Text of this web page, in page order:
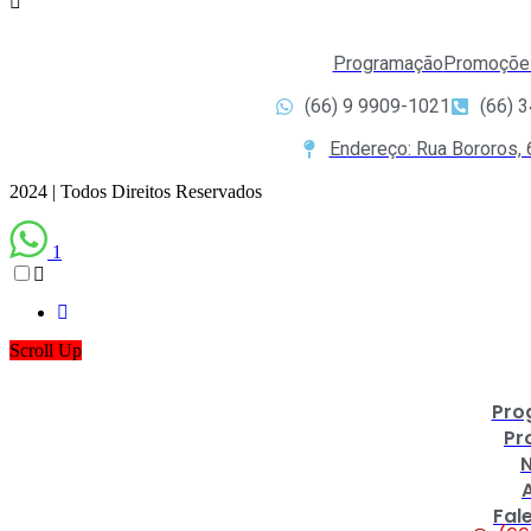
Programação
(66) 9 9909-1021
(66)
Endereço: Rua
2024 | Todos Direitos Reservados
1
Scroll Up